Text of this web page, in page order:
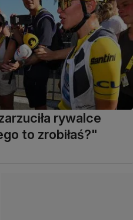
rywalce
to zrobiłaś?"